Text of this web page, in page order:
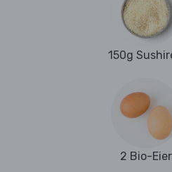
150g
2 Bio-Eier